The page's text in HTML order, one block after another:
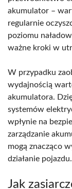
akumulator –
regularnie
poziomu
ważne kroki w
W przypadku
wydajnością
akumulatora.
systemów
wpłynie na
zarządzanie
mogą znacząco
działanie pojazdu.
Jak